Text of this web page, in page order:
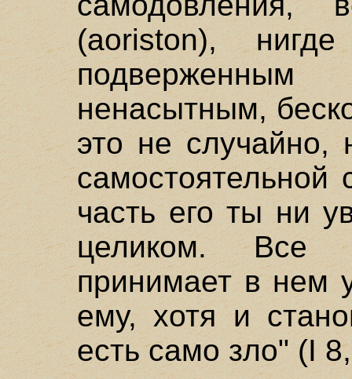
(aoriston),
ненасытным,
это не случайно,
часть его ты ни
целиком. Все
принимает в нем
ему, хотя и
есть само зло" (I